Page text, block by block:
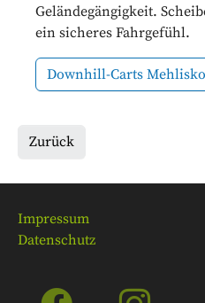
Geländegängigkeit.
ein sicheres Fahrgefühl.
Downhill-Carts
Zurück
Impressum
Datenschutz